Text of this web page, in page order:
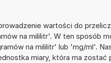
wartości do
na mililitr'. W ten sposób
na mililitr' lub 'mg/ml'.
miary, która ma zostać